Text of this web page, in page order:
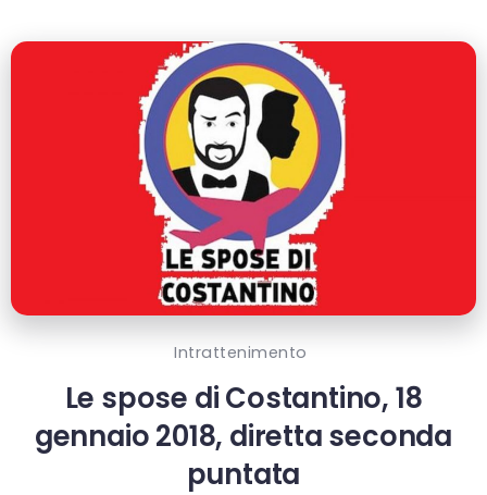
Intrattenimento
Le spose di Costantino, 18
gennaio 2018, diretta seconda
puntata